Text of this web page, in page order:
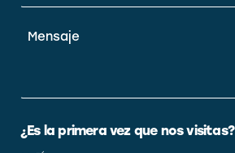
¿Es la primera vez que nos visitas?